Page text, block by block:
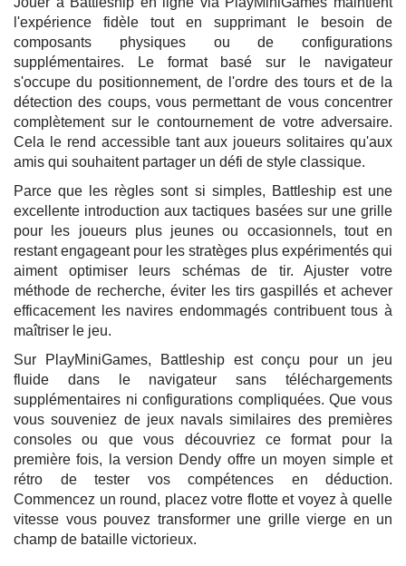
l'expérience fidèle tout en supprimant le besoin de
composants physiques ou de configurations
supplémentaires. Le format basé sur le navigateur
s'occupe du positionnement, de l'ordre des tours et de la
détection des coups, vous permettant de vous concentrer
complètement sur le contournement de votre adversaire.
Cela le rend accessible tant aux joueurs solitaires qu'aux
amis qui souhaitent partager un défi de style classique.
Parce que les règles sont si simples, Battleship est une
excellente introduction aux tactiques basées sur une grille
pour les joueurs plus jeunes ou occasionnels, tout en
restant engageant pour les stratèges plus expérimentés qui
aiment optimiser leurs schémas de tir. Ajuster votre
méthode de recherche, éviter les tirs gaspillés et achever
efficacement les navires endommagés contribuent tous à
maîtriser le jeu.
Sur PlayMiniGames, Battleship est conçu pour un jeu
fluide dans le navigateur sans téléchargements
supplémentaires ni configurations compliquées. Que vous
vous souveniez de jeux navals similaires des premières
consoles ou que vous découvriez ce format pour la
première fois, la version Dendy offre un moyen simple et
rétro de tester vos compétences en déduction.
Commencez un round, placez votre flotte et voyez à quelle
vitesse vous pouvez transformer une grille vierge en un
champ de bataille victorieux.